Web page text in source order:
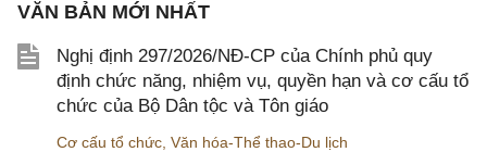
VĂN BẢN MỚI NHẤT
Nghị định 297/2026/NĐ-CP của Chính phủ quy
định chức năng, nhiệm vụ, quyền hạn và cơ cấu tổ
chức của Bộ Dân tộc và Tôn giáo
Cơ cấu tổ chức Văn hóa-Thể thao-Du lịch